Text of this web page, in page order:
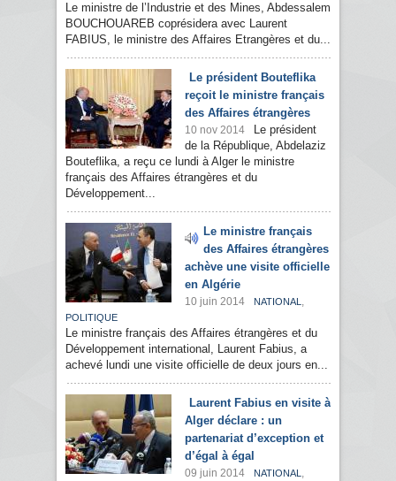
Le ministre de l’Industrie et des Mines, Abdessalem
BOUCHOUAREB coprésidera avec Laurent
FABIUS, le ministre des Affaires Etrangères et du...
Le président Bouteflika
reçoit le ministre français
des Affaires étrangères
10 nov 2014
Le président
de la République, Abdelaziz
Bouteflika, a reçu ce lundi à Alger le ministre
français des Affaires étrangères et du
Développement...
Le ministre français
des Affaires étrangères
achève une visite officielle
en Algérie
10 juin 2014 NATIONAL ,
POLITIQUE
Le ministre français des Affaires étrangères et du
Développement international, Laurent Fabius, a
achevé lundi une visite officielle de deux jours en...
Laurent Fabius en visite à
Alger déclare : un
partenariat d’exception et
d’égal à égal
09 juin 2014 NATIONAL ,